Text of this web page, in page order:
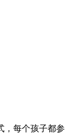
，每个孩子都参